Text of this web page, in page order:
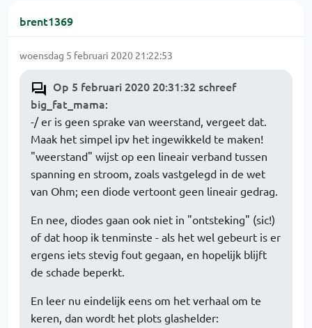
brent1369
woensdag 5 februari 2020 21:22:53
Op 5 februari 2020 20:31:32 schreef
big_fat_mama:
-/ er is geen sprake van weerstand, vergeet dat.
Maak het simpel ipv het ingewikkeld te maken!
"weerstand" wijst op een lineair verband tussen
spanning en stroom, zoals vastgelegd in de wet
van Ohm; een diode vertoont geen lineair gedrag.
En nee, diodes gaan ook niet in "ontsteking" (sic!)
of dat hoop ik tenminste - als het wel gebeurt is er
ergens iets stevig fout gegaan, en hopelijk blijft
de schade beperkt.
En leer nu eindelijk eens om het verhaal om te
keren, dan wordt het plots glashelder: